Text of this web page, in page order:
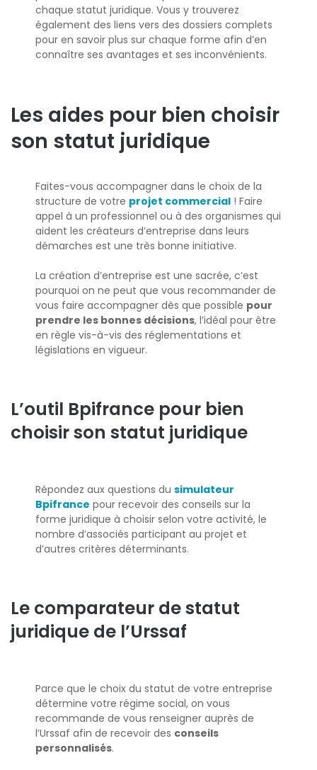
chaque statut juridique. Vous y trouverez
également des liens vers des dossiers complets
pour en savoir plus sur chaque forme afin d’en
connaître ses avantages et ses inconvénients.
Les aides pour bien choisir
son statut juridique
Faites-vous accompagner dans le choix de la
structure de votre projet commercial! Faire
appel à un professionnel ou à des organismes qui
aident les créateurs d’entreprise dans leurs
démarches est une très bonne initiative.
La création d’entreprise est une sacrée, c’est
pourquoi on ne peut que vous recommander de
vous faire accompagner dès que possible pour
prendre les bonnes décisions, l’idéal pour être
en règle vis-à-vis des réglementations et
législations en vigueur.
L’outil Bpifrance pour bien
choisir son statut juridique
Répondez aux questions du simulateur
Bpifrance pour recevoir des conseils sur la
forme juridique à choisir selon votre activité, le
nombre d’associés participant au projet et
d’autres critères déterminants.
Le comparateur de statut
juridique de l’Urssaf
Parce que le choix du statut de votre entreprise
détermine votre régime social, on vous
recommande de vous renseigner auprès de
l’Urssaf afin de recevoir des conseils
personnalisés.